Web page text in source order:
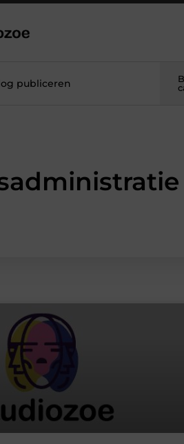
publiceren